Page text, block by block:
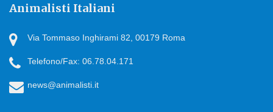
Animalisti Italiani
Via Tommaso Inghirami 82, 00179 Roma
Telefono/Fax: 06.78.04.171
news@animalisti.it